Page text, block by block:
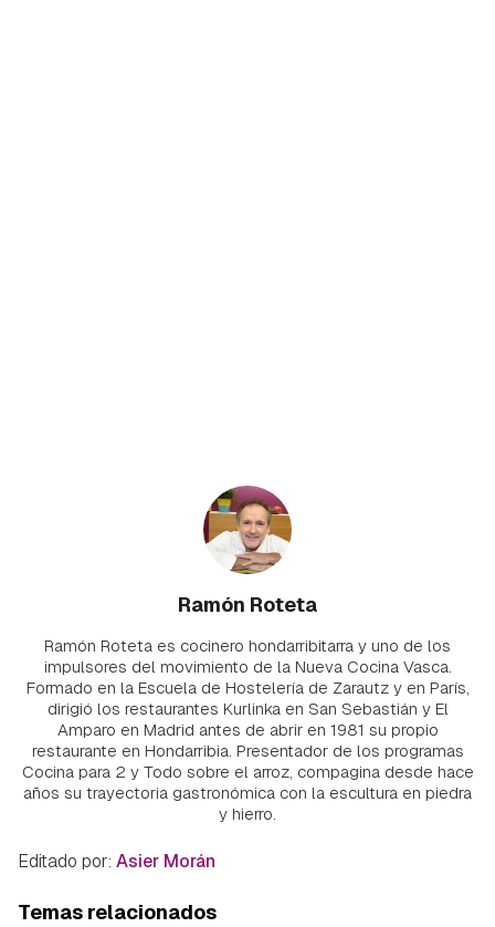
Ramón Roteta
Ramón Roteta es cocinero hondarribitarra y uno de los
impulsores del movimiento de la Nueva Cocina Vasca.
Formado en la Escuela de Hostelería de Zarautz y en París,
dirigió los restaurantes Kurlinka en San Sebastián y El
Amparo en Madrid antes de abrir en 1981 su propio
restaurante en Hondarribia. Presentador de los programas
Cocina para 2 y Todo sobre el arroz, compagina desde hace
años su trayectoria gastronómica con la escultura en piedra
y hierro.
Editado por: Asier Morán
Temas relacionados